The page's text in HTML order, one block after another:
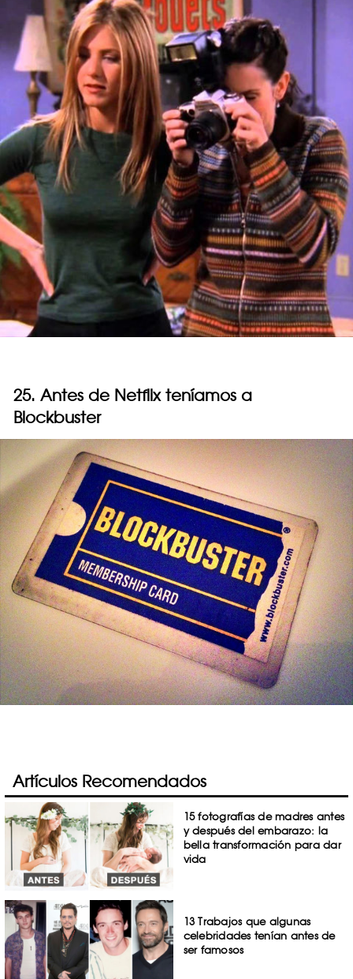
25. Antes de Netflix teníamos a
Blockbuster
Artículos Recomendados
15 fotografías de madres antes
y después del embarazo: la
bella transformación para dar
vida
13 Trabajos que algunas
celebridades tenían antes de
ser famosos